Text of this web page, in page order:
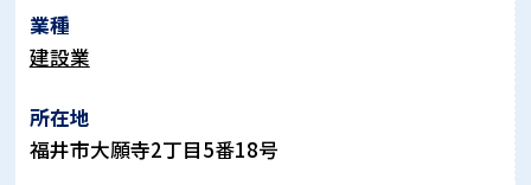
建設業
福井市大願寺2丁目5番18号